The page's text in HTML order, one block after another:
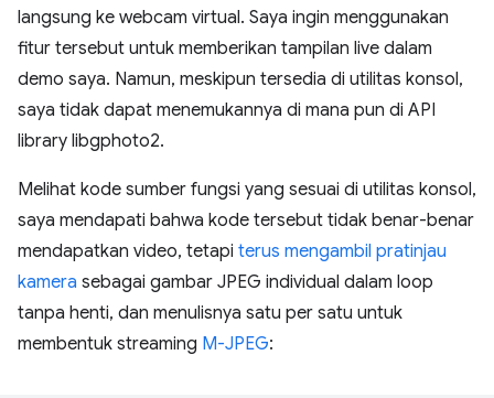
langsung ke webcam virtual. Saya ingin menggunakan
fitur tersebut untuk memberikan tampilan live dalam
demo saya. Namun, meskipun tersedia di utilitas konsol,
saya tidak dapat menemukannya di mana pun di API
library libgphoto2.
Melihat kode sumber fungsi yang sesuai di utilitas konsol,
saya mendapati bahwa kode tersebut tidak benar-benar
mendapatkan video, tetapi terus mengambil pratinjau
kamera sebagai gambar JPEG individual dalam loop
tanpa henti, dan menulisnya satu per satu untuk
membentuk streaming M-JPEG: